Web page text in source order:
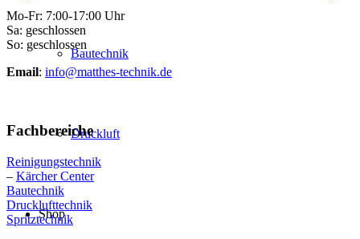
Bautechnik
Druckluft
Shop
Mo-Fr: 7:00-17:00 Uhr
Sa: geschlossen
So: geschlossen
Email: info@matthes-technik.de
Fachbereiche
Reinigungstechnik
– Kärcher Center
Bautechnik
Drucklufttechnik
Spritztechnik